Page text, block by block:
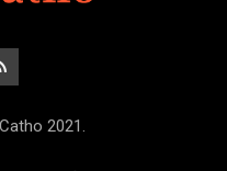
2021.